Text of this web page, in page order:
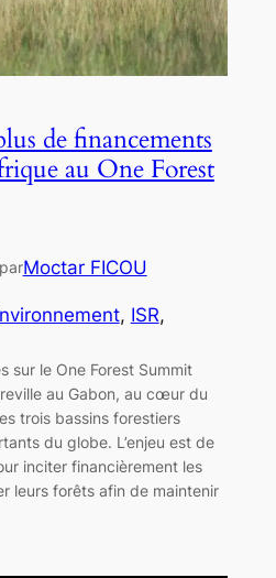
de financements
au One Forest
Moctar FICOU
, ISR
sur le One Forest Summit
au Gabon, au cœur du
trois bassins forestiers
du globe. L’enjeu est de
inciter financièrement les
leurs forêts afin de maintenir